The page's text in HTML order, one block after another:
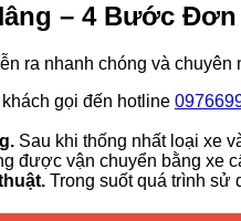
– 4 Bước
ra nhanh chóng và
gọi đến hotline
Sau khi thống nhất loại xe
được vận chuyển bằng xe
Trong suốt quá trình sử